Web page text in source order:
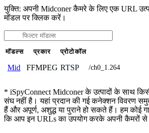
युक्ति: अपनी Midconer कैमरे के लिए एक URL
मॉडल पर क्लिक करें।
मॉडल्स प्रकार प्रोटोकॉल
Mid FFMPEG RTSP /ch0_1.264
* iSpyConnect Midconer के उत्पादों के साथ
संघ नहीं है। यहां प्रदान की गई कनेक्शन विवरण
हैं और अपूर्ण, अशुद्ध या पुराने हो सकते हैं। हम कोई
कि आप इन URLs का उपयोग करके अपनी कैमरों से